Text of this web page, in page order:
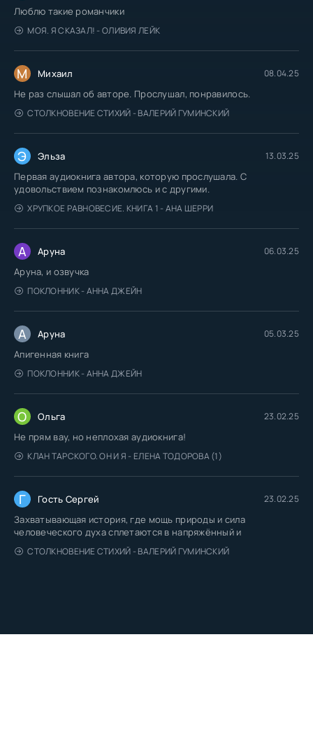
Люблю такие романчики
МОЯ. Я СКАЗАЛ! - ОЛИВИЯ ЛЕЙК
М Михаил 08.04.25
Не раз слышал об авторе. Прослушал, понравилось.
СТОЛКНОВЕНИЕ СТИХИЙ - ВАЛЕРИЙ ГУМИНСКИЙ
Э Эльза 13.03.25
Первая аудиокнига автора, которую прослушала. С
удовольствием познакомлюсь и с другими.
ХРУПКОЕ РАВНОВЕСИЕ. КНИГА 1 - АНА ШЕРРИ
А Аруна 06.03.25
Аруна, и озвучка
ПОКЛОННИК - АННА ДЖЕЙН
А Аруна 05.03.25
Апигенная книга
ПОКЛОННИК - АННА ДЖЕЙН
О Ольга 23.02.25
Не прям вау, но неплохая аудиокнига!
КЛАН ТАРСКОГО. ОН И Я - ЕЛЕНА ТОДОРОВА (1)
Г Гость Сергей 23.02.25
Захватывающая история, где мощь природы и сила
человеческого духа сплетаются в напряжённый и
СТОЛКНОВЕНИЕ СТИХИЙ - ВАЛЕРИЙ ГУМИНСКИЙ